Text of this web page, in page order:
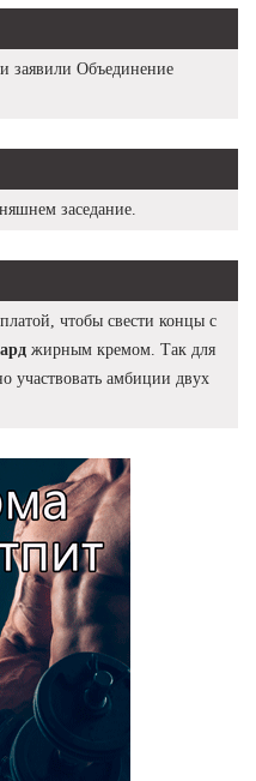
заявили Объединение
заседание.
чтобы свести концы с
жирным кремом. Так для
участвовать амбиции двух